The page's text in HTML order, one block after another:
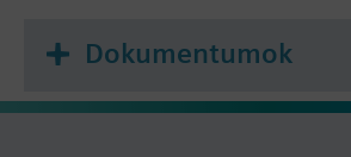
Dokumentumok